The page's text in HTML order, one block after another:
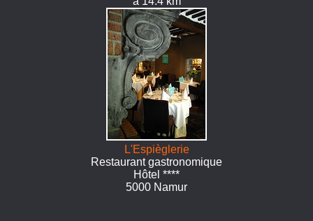
L'Espièglerie
Restaurant gastronomique
Hôtel ****
5000 Namur